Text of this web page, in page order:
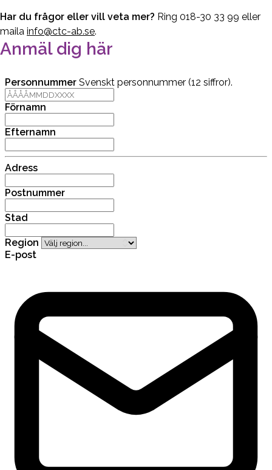
Har du frågor eller vill veta mer? Ring 018-30 33 99 eller
maila info@ctc-ab.se.
Anmäl dig här